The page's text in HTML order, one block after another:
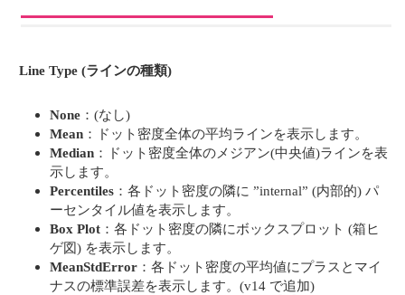
Line Type (ラインの種類)
None ：(なし)
Mean ：ドット密度全体の平均ラインを表示します。
Median ：ドット密度全体のメジアン(中央値)ラインを表
示します。
Percentiles ：各ドット密度の隣に ”internal” (内部的) パ
ーセンタイル値を表示します。
Box Plot ：各ドット密度の隣にボックスプロット (箱ヒ
ゲ図) を表示します。
MeanStdError ：各ドット密度の平均値にプラスとマイ
ナスの標準誤差を表示します。 (v14 で追加)